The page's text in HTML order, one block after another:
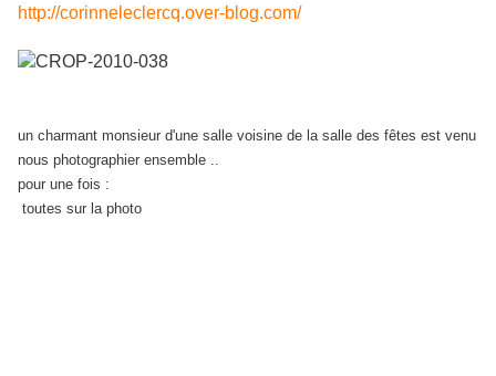
http://corinneleclercq.over-blog.com/
un charmant monsieur d'une salle voisine de la salle des fêtes est venu
nous photographier ensemble ..
pour une fois :
toutes sur la photo